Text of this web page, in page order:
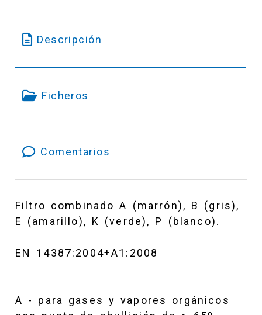
Descripción
Ficheros
Comentarios
Filtro combinado A (marrón), B (gris),
E (amarillo), K (verde), P (blanco).
EN 14387:2004+A1:2008
A - para gases y vapores orgánicos